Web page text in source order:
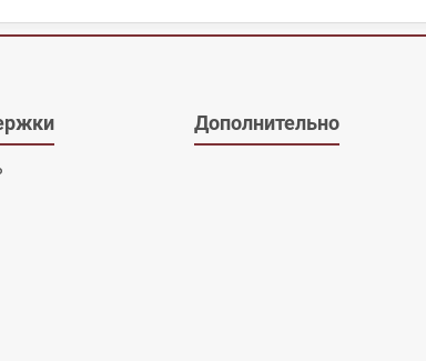
Дополнительно